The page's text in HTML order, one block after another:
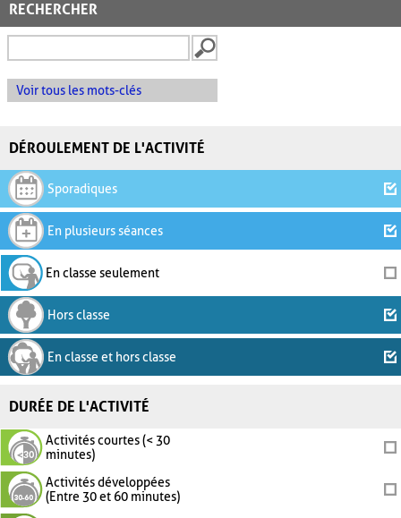
RECHERCHER
Voir tous les mots-clés
DÉROULEMENT DE L'ACTIVITÉ
Sporadiques
En plusieurs séances
En classe seulement
Hors classe
En classe et hors classe
DURÉE DE L'ACTIVITÉ
Activités courtes (< 30
minutes)
Activités développées
(Entre 30 et 60 minutes)